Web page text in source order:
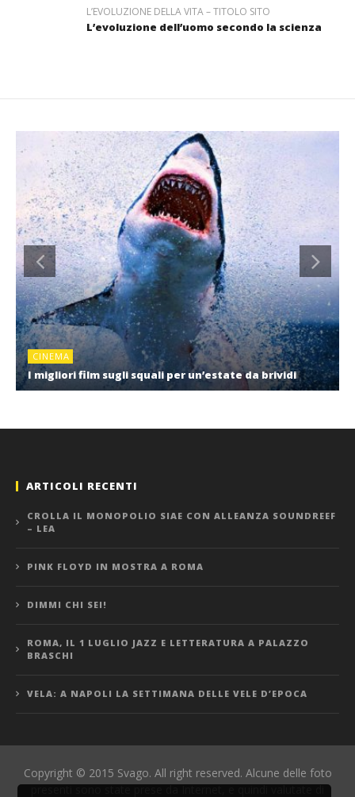
L’EVOLUZIONE DELLA VITA – TITOLO SITO
L’evoluzione dell’uomo secondo la scienza
CINEMA
I migliori film sugli squali per un’estate da brividi
ARTICOLI RECENTI
CROLLA IL MONOPOLIO SIAE CON ALLEANZA SOUNDREEF
– LEA
PINK FLOYD IN MOSTRA A ROMA
DIMMI CHI SEI!
ROMA, IL 1 LUGLIO JAZZ E LETTERATURA A PALAZZO
BRASCHI
VELA: A NAPOLI LA SETTIMANA DELLE VELE D’EPOCA
Copyright © 2015 Svago. All right reserved. Alcune delle foto
presenti sono state prese da Internet, e quindi valutate di